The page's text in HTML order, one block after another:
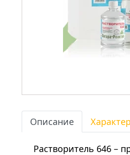
Описание
Растворитель 646 –